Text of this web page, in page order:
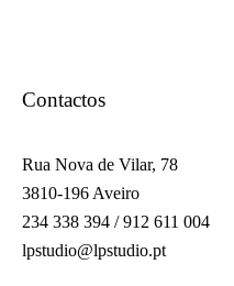
Contactos
Rua Nova de Vilar, 78
3810-196 Aveiro
234 338 394 / 912 611 004
lpstudio@lpstudio.pt